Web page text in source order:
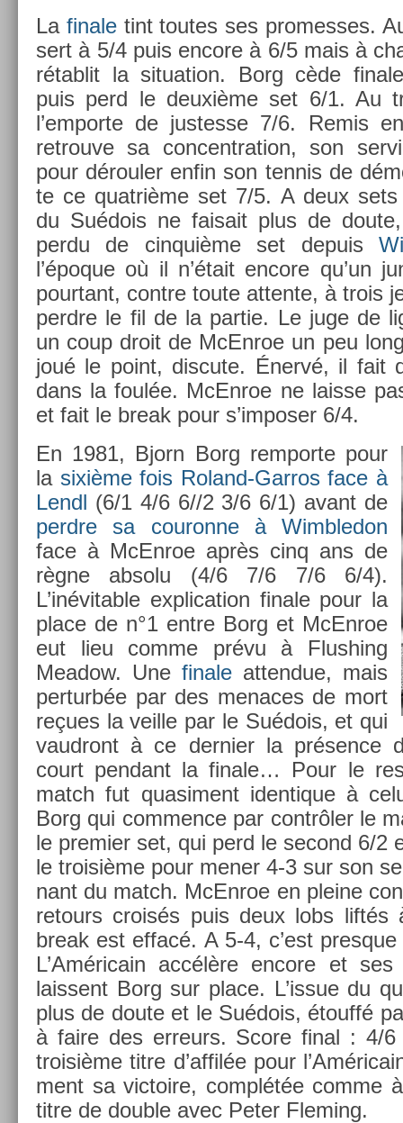
La fin­aletint toutes ses pro­mes­ses.
sert à 5/4 puis en­core à 6/5 mais à
rétab­lit la situa­tion. Borg cède
puis perd le deuxième set 6/1. Au
l’em­porte de just­es­se 7/6. Remis
retro­uve sa con­centra­tion, son
pour déroul­er enfin son ten­nis de
te ce quat­rième set 7/5. A deux
du Suédois ne faisait plus de
perdu de cin­quiè­me set de­puis
l’époque où il n’était en­core qu’un
pour­tant, con­tre toute at­tente, à trois
per­dre le fil de la par­tie. Le juge de
un coup droit de McEn­roe un peu
joué le point, dis­cute. Énervé, il fait
dans la foulée. McEn­roe ne lais­se
et fait le break pour s’im­pos­er 6/4.
En 1981, Bjorn Borg re­mpor­te pour
la sixième fois Roland-Garros face à
Lendl (6/1 4/6 6//2 3/6 6/1) avant de
per­dre sa co­uron­ne à Wimbledon
face à McEn­roe après cinq ans de
règne ab­solu (4/6 7/6 7/6 6/4).
L’inévit­able ex­plica­tion fin­ale pour la
place de n°1 entre Borg et McEn­roe
eut lieu comme prévu à Flush­ing
Meadow. Une fin­ale at­tendue, mais
per­turbée par des menaces de mort
reçues la veil­le par le Suédois, et qui
vaud­ront à ce de­rni­er la présence
court pen­dant la fin­ale… Pour le
match fut quasi­ment iden­tique à
Borg qui com­m­ence par contrôler le
le pre­mi­er set, qui perd le second 6/2
le troisiè­me pour mener 4-3 sur son
nant du match. McEn­roe en pleine
re­tours croisés puis deux lobs liftés
break est effacé. A 5-4, c’est
L’Américain accélère en­core et
lais­sent Borg sur place. L’issue du
plus de doute et le Suédois, étouffé
à faire des er­reurs. Score final : 4/
troisiè­me titre d’affilée pour
ment sa vic­toire, complétée comme
titre de doub­le avec Peter Flem­ing.